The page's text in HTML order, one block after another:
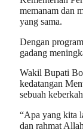
memanam dan
yang sama.
Dengan
gadang
Wakil Bupati
kedatangan
sebuah
“Apa yang kita
dan rahmat